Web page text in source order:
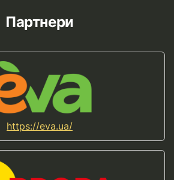
Партнери
https://eva.ua/